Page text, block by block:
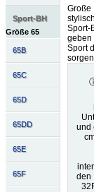
Sport-BH
Größe 65
65B
65C
65D
65DD
65E
65F
Große
Sport-
geben
Sport
und
den